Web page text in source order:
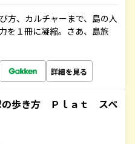
方、カルチャーまで、島の人
を１冊に凝縮。さあ、島旅
詳細を見る
歩き方 Ｐｌａｔ スペ